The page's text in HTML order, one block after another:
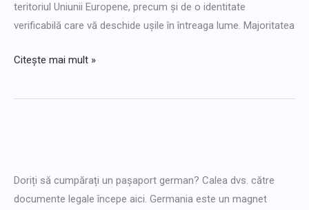
teritoriul Uniunii Europene, precum și de o identitate
verificabilă care vă deschide ușile în întreaga lume. Majoritatea
Citește mai mult »
Doriți să cumpărați un pașaport german? Calea dvs. către
documente legale începe aici. Germania este un magnet
germane
online